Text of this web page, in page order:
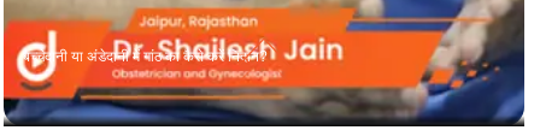
बच्चेदानी या अंडेदानी में गांठ का कैसे करें निदान?